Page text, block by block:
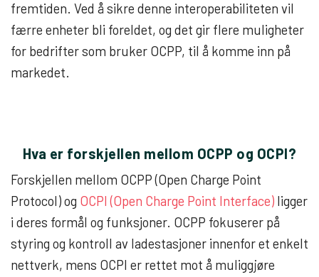
fremtiden. Ved å sikre denne interoperabiliteten vil
færre enheter bli foreldet, og det gir flere muligheter
for bedrifter som bruker OCPP, til å komme inn på
markedet.
Hva er forskjellen mellom OCPP og OCPI?
Forskjellen mellom OCPP (Open Charge Point
Protocol) og OCPI (Open Charge Point Interface) ligger
i deres formål og funksjoner. OCPP fokuserer på
styring og kontroll av ladestasjoner innenfor et enkelt
nettverk, mens OCPI er rettet mot å muliggjøre